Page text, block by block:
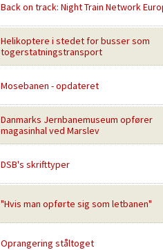
Back on track: Night Train Network
Helikoptere i stedet for busser som
togerstatningstransport
Mosebanen - opdateret
Danmarks Jernbanemuseum opfører
magasinhal ved Marslev
DSB's skrifttyper
"Hvis man opførte sig som letbanen"
Oprangering ståltoget